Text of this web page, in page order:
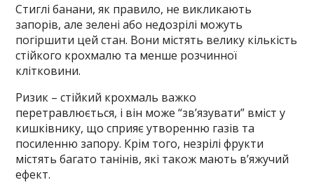
Стиглі банани, як правило, не викликають
запорів, але зелені або недозрілі можуть
погіршити цей стан. Вони містять велику кількість
стійкого крохмалю та менше розчинної
клітковини.
Ризик – стійкий крохмаль важко
перетравлюється, і він може “зв’язувати” вміст у
кишківнику, що сприяє утворенню газів та
посиленню запору. Крім того, незрілі фрукти
містять багато танінів, які також мають в’яжучий
ефект.